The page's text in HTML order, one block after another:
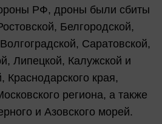
РФ, дроны были сбиты
Белгородской,
Саратовской,
Липецкой, Калужской и
Краснодарского края,
региона, а также
и Азовского морей.